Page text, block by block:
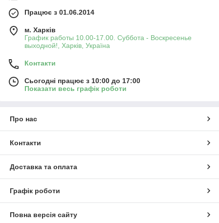
Працює з 01.06.2014
м. Харків
График работы 10.00-17.00. Суббота - Воскресенье
выходной!, Харків, Україна
Контакти
Сьогодні працює з 10:00 до 17:00
Показати весь графік роботи
Про нас
Контакти
Доставка та оплата
Графік роботи
Повна версія сайту